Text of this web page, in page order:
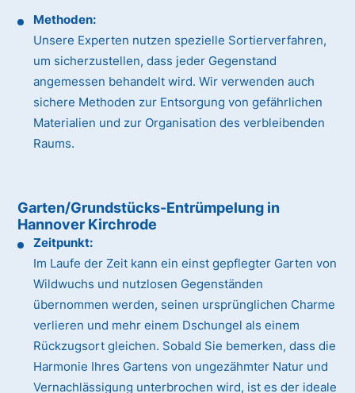
Methoden:
Unsere Experten nutzen spezielle Sortierverfahren,
um sicherzustellen, dass jeder Gegenstand
angemessen behandelt wird. Wir verwenden auch
sichere Methoden zur Entsorgung von gefährlichen
Materialien und zur Organisation des verbleibenden
Raums.
Garten/Grundstücks-Entrümpelung in
Hannover Kirchrode
Zeitpunkt:
Im Laufe der Zeit kann ein einst gepflegter Garten von
Wildwuchs und nutzlosen Gegenständen
übernommen werden, seinen ursprünglichen Charme
verlieren und mehr einem Dschungel als einem
Rückzugsort gleichen. Sobald Sie bemerken, dass die
Harmonie Ihres Gartens von ungezähmter Natur und
Vernachlässigung unterbrochen wird, ist es der ideale